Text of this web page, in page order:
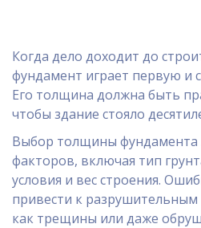
Когда дело доходит до
фундамент играет первую и
Его толщина должна быть
чтобы здание стояло
Выбор толщины фундамента
факторов, включая тип
условия и вес строения.
привести к разрушительным
как трещины или даже